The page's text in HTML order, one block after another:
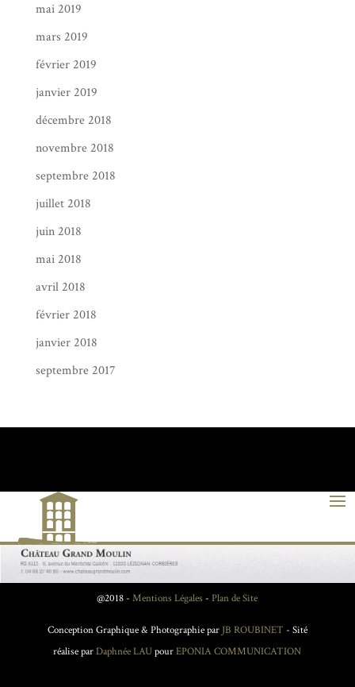
mai 2019
mars 2019
février 2019
janvier 2019
décembre 2018
novembre 2018
septembre 2018
juillet 2018
juin 2018
mai 2018
avril 2018
février 2018
janvier 2018
septembre 2017
@2018 - Mentions Légales - Plan de Site
Conception Graphique & Photographie par JB ROUBINET - Sité
réalise parDaphnée LAUpourEPONIA COMMUNICATION